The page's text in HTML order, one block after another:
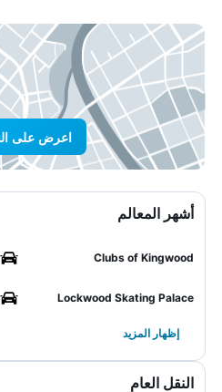
اعرض على
أشهر المعالم
Clubs of Kingwood
Lockwood Skating Palace
إظهار المزيد
النقل العام